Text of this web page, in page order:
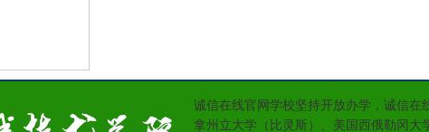
诚信在线官网学校坚持开放办学，诚信
拿州立大学（比灵斯）、美国西俄勒冈